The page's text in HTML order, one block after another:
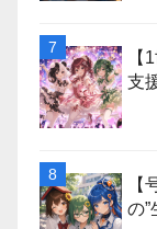
【
支
【
の”